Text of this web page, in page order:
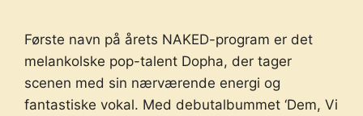
Første navn på årets NAKED-program er det
melankolske pop-talent Dopha, der tager
scenen med sin nærværende energi og
fantastiske vokal. Med debutalbummet ‘Dem, Vi